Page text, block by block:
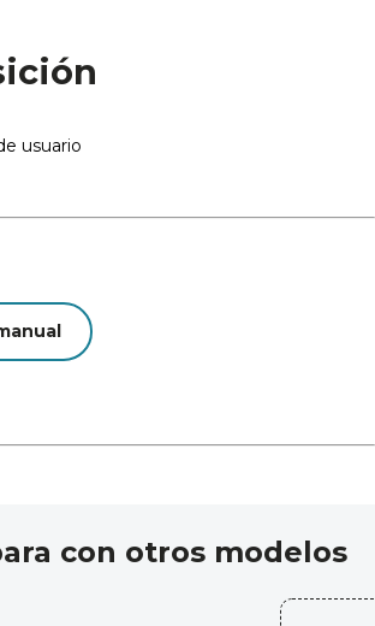
en cuanto a color, tejido o
variaciones son normales y no afectan a
usuario
con otros modelos